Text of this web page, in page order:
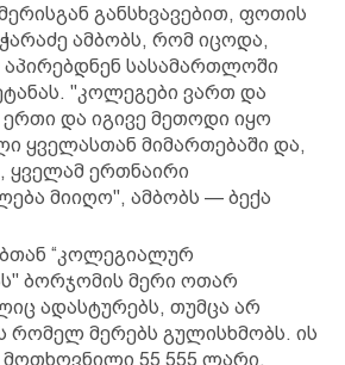
განსხვავებით, ფოთის
ამბობს, რომ იცოდა,
აპირებდნენ სასამართლოში
"კოლეგები ვართ და
და იგივე მეთოდი იყო
ყველასთან მიმართებაში და,
ყველამ ერთნაირი
მიიღო", ამბობს — ბექა
“კოლეგიალურ
ბორჯომის მერი ოთარ
ადასტურებს, თუმცა არ
რომელ მერებს გულისხმობს. ის
55 555 ლარი,